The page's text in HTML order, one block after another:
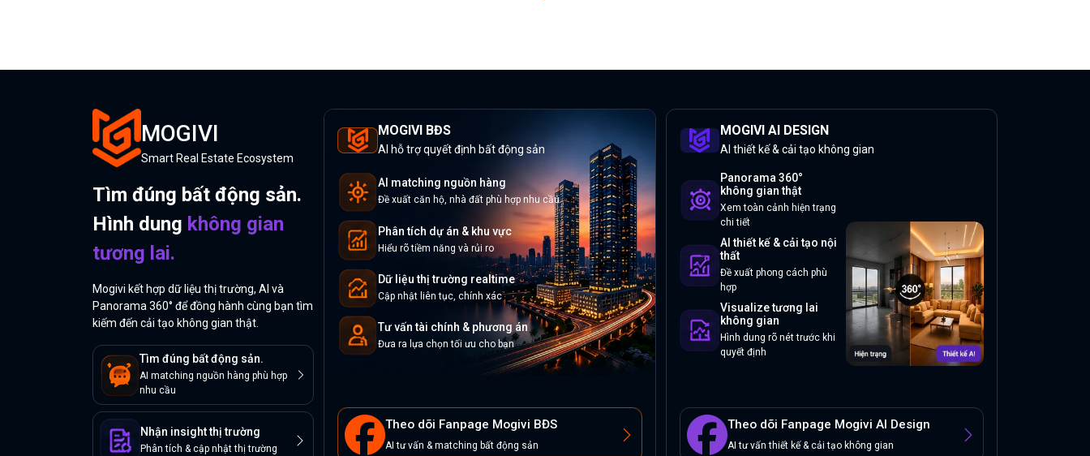
MOGIVI
Smart Real Estate Ecosystem
Tìm đúng bất động sản.
Hình dung không gian
tương lai.
Mogivi kết hợp dữ liệu thị trường, AI và
Panorama 360° để đồng hành cùng bạn tìm
kiếm đến cải tạo không gian thật.
Tìm đúng bất động sản.
AI matching nguồn hàng phù hợp
nhu cầu
Nhận insight thị trường
Phân tích & cập nhật thị trường
MOGIVI BĐS
AI hỗ trợ quyết định bất động sản
AI matching nguồn hàng
Đề xuất căn hộ, nhà đất phù hợp nhu cầu
Phân tích dự án & khu vực
Hiểu rõ tiềm năng và rủi ro
Dữ liệu thị trường realtime
Cập nhật liên tục, chính xác
Tư vấn tài chính & phương án
Đưa ra lựa chọn tối ưu cho bạn
Theo dõi Fanpage Mogivi BĐS
AI tư vấn & matching bất động sản
MOGIVI AI DESIGN
AI thiết kế & cải tạo không gian
Panorama 360°
không gian thật
Xem toàn cảnh hiện trạng
chi tiết
AI thiết kế & cải tạo nội
thất
Đề xuất phong cách phù
hợp
Visualize tương lai
không gian
Hình dung rõ nét trước khi
quyết định
Theo dõi Fanpage Mogivi AI Design
AI tư vấn thiết kế & cải tạo không gian